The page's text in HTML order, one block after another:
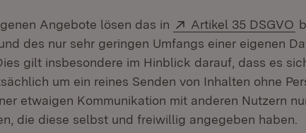
Angebote lösen das in Extern:
Artikel 35 DSGVO
des nur sehr geringen Umfangs einer eigenen
gilt insbesondere im Hinblick darauf, dass es
um ein reines Senden von Inhalten ohne
etwaigen Kommunikation mit anderen Nutzern
die diese selbst und freiwillig angegeben haben.